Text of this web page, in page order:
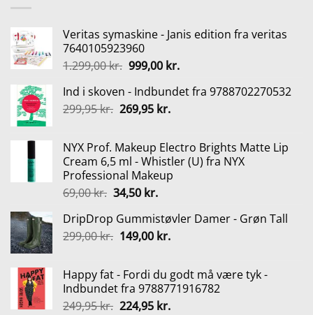
Veritas symaskine - Janis edition fra veritas
7640105923960
1.299,00kr. Den
pris
var:
999,00 kr.Den
pris
Ind i skoven - Indbundet fra 9788702270532
299,95kr. Den
var:
299,95 kr..
269,95 kr.Den
er:
269,95 kr..
NYX Prof. Makeup Electro Brights Matte Lip
Cream 6,5 ml - Whistler (U) fra NYX
Professional Makeup
69,00kr. Den
pris
var:
34,50 kr.Den
pris
er:
DripDrop Gummistøvler Damer - Grøn Tall
299,00kr. Den
var:
299,00 kr..
149,00 kr.Den
er:
149,00 kr..
Happy fat - Fordi du godt må være tyk -
Indbundet fra 9788771916782
249,95kr. Den
224,95 kr.Den